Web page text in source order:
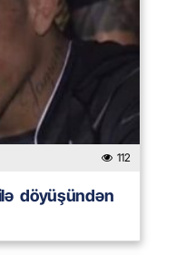
112
döyüşündən